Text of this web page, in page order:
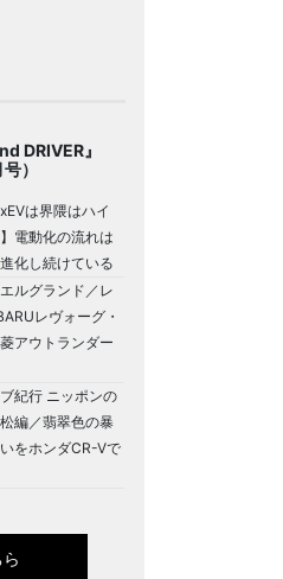
DRIVER』
）
は界隈はハイ
電動化の流れは
化し続けている
ルグランド／レ
レヴォーグ・
アウトランダー
ブ紀行 ニッポンの
編／翡翠色の暴
をホンダCR-Vで